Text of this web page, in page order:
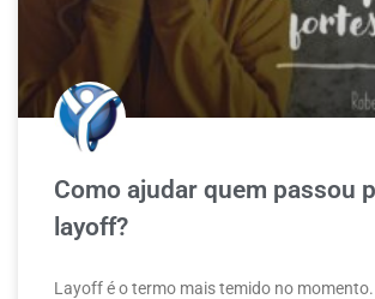
Como ajudar quem passou
layoff?
Layoff é o termo mais temido no